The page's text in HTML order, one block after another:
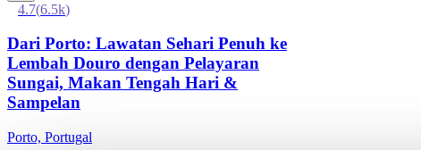
4.7(6.5k)
Dari Porto: Lawatan Sehari Penuh ke
Lembah Douro dengan Pelayaran
Sungai, Makan Tengah Hari &
Sampelan
Porto, Portugal